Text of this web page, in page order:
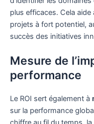
plus efficaces. Cela
projets à fort potentiel,
succès des initiatives
Mesure de
performance
Le ROI sert également à
sur la performance